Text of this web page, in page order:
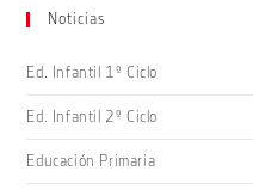
Noticias
Ed. Infantil 1º Ciclo
Ed. Infantil 2º Ciclo
Educación Primaria